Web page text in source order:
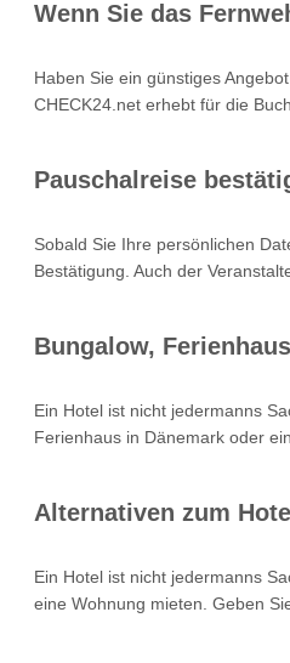
Wenn Sie das
Haben Sie ein günstiges
CHECK24.net erhebt für die
Pauschalreise
Sobald Sie Ihre persönlichen
Bestätigung. Auch der
Bungalow,
Ein Hotel ist nicht jedermanns
Ferienhaus in Dänemark oder
Alternativen zum
Ein Hotel ist nicht jedermanns
eine Wohnung mieten. Geben